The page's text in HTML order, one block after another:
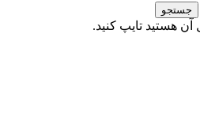
جستجو
هستید تایپ کنید.